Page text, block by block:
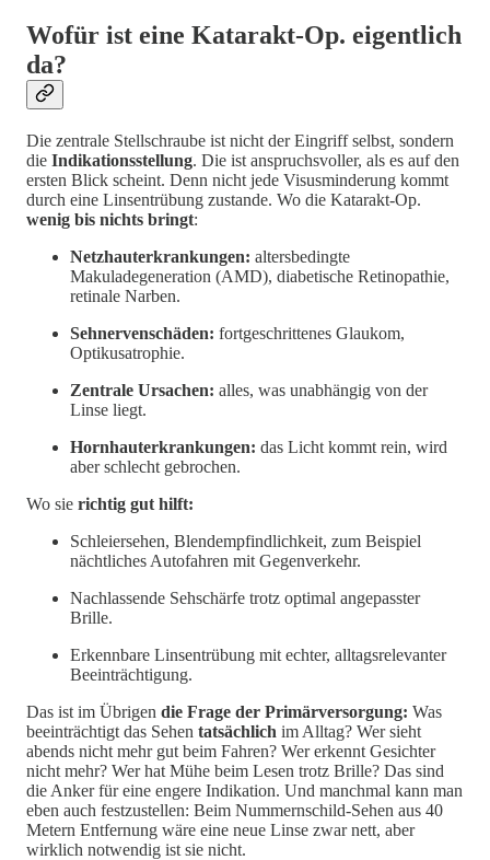
Wofür ist eine Katarakt-Op. eigentlich
da?
Die zentrale Stellschraube ist nicht der Eingriff selbst, sondern
die Indikationsstellung. Die ist anspruchsvoller, als es auf den
ersten Blick scheint. Denn nicht jede Visusminderung kommt
durch eine Linsentrübung zustande. Wo die Katarakt-Op.
wenig bis nichts bringt:
Netzhauterkrankungen: altersbedingte
Makuladegeneration (AMD), diabetische Retinopathie,
retinale Narben.
Sehnervenschäden: fortgeschrittenes Glaukom,
Optikusatrophie.
Zentrale Ursachen: alles, was unabhängig von der
Linse liegt.
Hornhauterkrankungen: das Licht kommt rein, wird
aber schlecht gebrochen.
Wo sie richtig gut hilft:
Schleiersehen, Blendempfindlichkeit, zum Beispiel
nächtliches Autofahren mit Gegenverkehr.
Nachlassende Sehschärfe trotz optimal angepasster
Brille.
Erkennbare Linsentrübung mit echter, alltagsrelevanter
Beeinträchtigung.
Das ist im Übrigen die Frage der Primärversorgung: Was
beeinträchtigt das Sehen tatsächlich im Alltag? Wer sieht
abends nicht mehr gut beim Fahren? Wer erkennt Gesichter
nicht mehr? Wer hat Mühe beim Lesen trotz Brille? Das sind
die Anker für eine engere Indikation. Und manchmal kann man
eben auch festzustellen: Beim Nummernschild-Sehen aus 40
Metern Entfernung wäre eine neue Linse zwar nett, aber
wirklich notwendig ist sie nicht.